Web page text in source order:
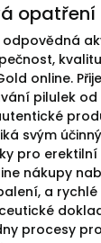
opatření
odpovědná
online.
pilulek
svým
pro
nákupy
a
procesy